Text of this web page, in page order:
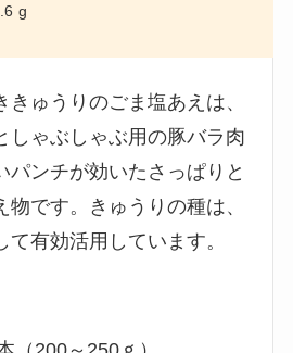
g
きゅうりのごま塩あえは、
しゃぶしゃぶ用の豚バラ肉
パンチが効いたさっぱりと
物です。きゅうりの種は、
有効活用しています。